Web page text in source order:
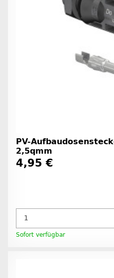
PV-
2,5qmm
4,95 €
Sofort verfügbar